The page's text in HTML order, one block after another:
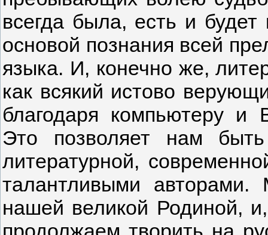
всегда была, есть и
основой познания всей
языка. И, конечно же,
как всякий истово
благодаря компьютеру и
Это позволяет нам
литературной,
талантливыми
нашей великой Родиной,